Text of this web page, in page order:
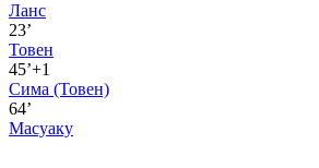
Ланс
23’
Товен
45’+1
Сима (Товен)
64’
Масуаку